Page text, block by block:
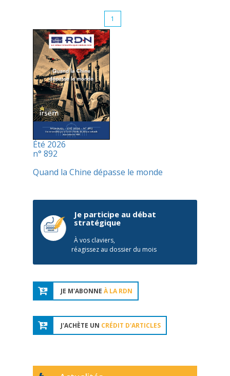
1
Été 2026
n° 892
Quand la Chine dépasse le monde
Je participe au débat
stratégique
À vos claviers,
réagissez au dossier du mois
JE M'ABONNE À LA RDN
J'ACHÈTE UN CRÉDIT D'ARTICLES